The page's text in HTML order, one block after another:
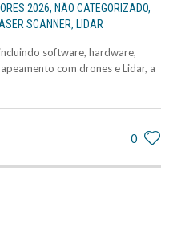
2026, NÃO CATEGORIZADO,
SCANNER, LIDAR
software, hardware,
com drones e Lidar, a
0